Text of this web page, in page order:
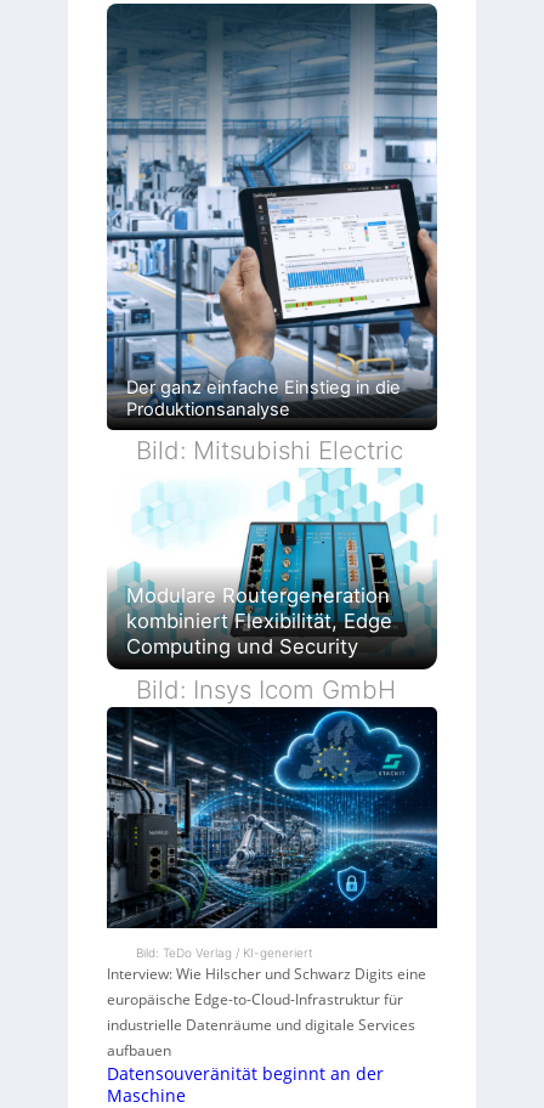
Der ganz einfache Einstieg in die
Produktionsanalyse
Bild: Mitsubishi Electric
Modulare Routergeneration
kombiniert Flexibilität, Edge
Computing und Security
Bild: Insys Icom GmbH
Bild: TeDo Verlag / KI-generiert
Interview: Wie Hilscher und Schwarz Digits eine
europäische Edge-to-Cloud-Infrastruktur für
industrielle Datenräume und digitale Services
aufbauen
Datensouveränität beginnt an der
Maschine